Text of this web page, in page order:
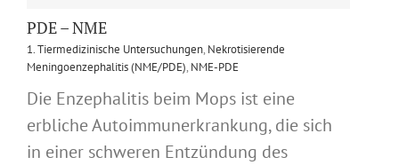
PDE – NME
1. Tiermedizinische Untersuchungen, Nekrotisierende
Meningoenzephalitis (NME/PDE), NME-PDE
Die Enzephalitis beim Mops ist eine
erbliche Autoimmunerkrankung, die sich
in einer schweren Entzündung des